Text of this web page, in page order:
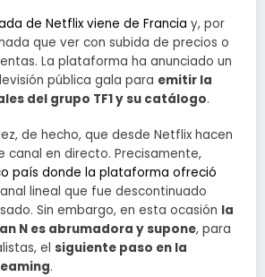
de Netflix viene de Francia y, por
que ver con subida de precios o
La plataforma ha anunciado un
pública gala para emitir la
del grupo TF1 y su catálogo.
de hecho, que desde Netflix hacen
canal en directo. Precisamente,
país donde la plataforma ofreció
lineal que fue descontinuado
Sin embargo, en esta ocasión la
N es abrumadora y supone, para
el siguiente paso en la
.